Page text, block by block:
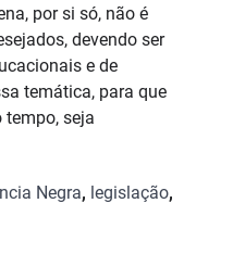
por si só, não é
devendo ser
e de
temática, para que
seja
Negra, legislação,